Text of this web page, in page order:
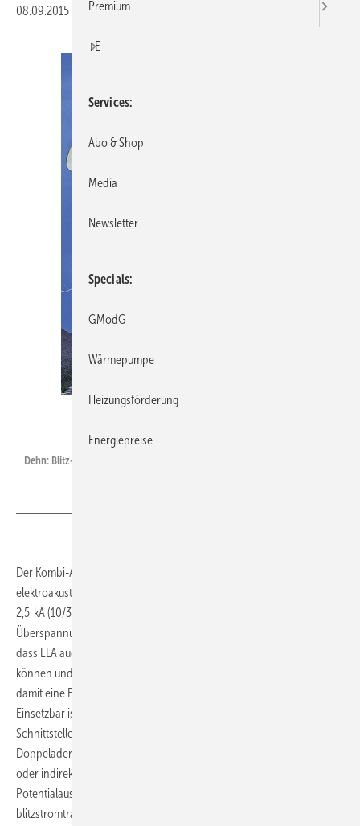
08.09.2015 Veröffentlicht in
Dehn: Blitz- und Überspannungsschutz für elektroakustische Anlagen.
Der Kombi-Ableiter Dehnvario 2 BY S 150 FM schützt
elektroakustische Anlagen (ELA) mit einem hohen Ableitvermögen bis
2,5 kA (10/350 µs) pro Ader vor Beeinflussung durch Blitzströme und
Überspannungen. Die Leistungsparameter des Ableiters stellen sicher,
dass ELA auch während eines Gewitters sicher betrieben werden
können und im Notfall die Sprachalarmierung von Personen und
damit eine Evakuierung von Gebäuden vorgenommen werden kann.
Einsetzbar ist er nach dem Blitzschutzzonen-Konzept an den
Schnittstellen 0A bis 2 und höher. Der Ableiter schützt eine
Doppelader und besitzt die Möglichkeit zur EMV-konformen direkten
oder indirekten Erdung von Leitungsschirmen. Die Erdung und der
Potentialausgleich erfolgt über den im Ableiter integrierten
blitzstromtragfähigen Hutschienenkontakt. Der Ableiterzustand kann
Premium
+E
Services
Abo & Shop
Media
Newsletter
Specials
GModG
Wärmepumpe
Heizungsförderung
Energiepreise